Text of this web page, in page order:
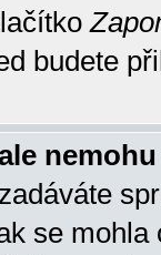
budete
se